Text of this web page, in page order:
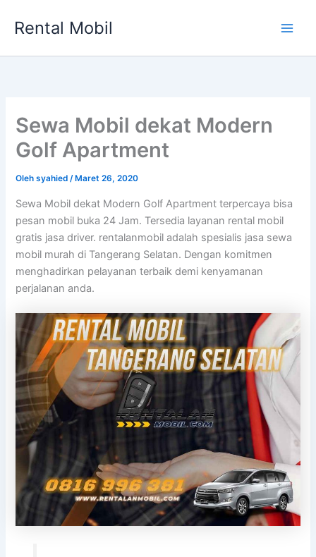
Rental Mobil
Sewa Mobil dekat Modern
Golf Apartment
Olehsyahied/ Maret 26, 2020
Sewa Mobil dekat Modern Golf Apartment terpercaya bisa
pesan mobil buka 24 Jam. Tersedia layanan rental mobil
gratis jasa driver. rentalanmobil adalah spesialis jasa sewa
mobil murah di Tangerang Selatan. Dengan komitmen
menghadirkan pelayanan terbaik demi kenyamanan
perjalanan anda.